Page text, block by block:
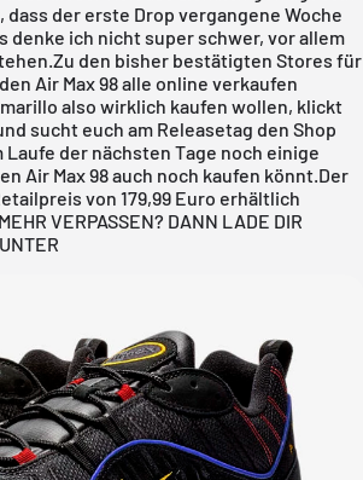
der erste Drop vergangene Woche
denke ich nicht super schwer, vor allem
den bisher bestätigten Stores für
Air Max 98 alle online verkaufen
also wirklich kaufen wollen, klickt
sucht euch am Releasetag den Shop
der nächsten Tage noch einige
Air Max 98 auch noch kaufen könnt.Der
von 179,99 Euro erhältlich
VERPASSEN? DANN LADE DIR